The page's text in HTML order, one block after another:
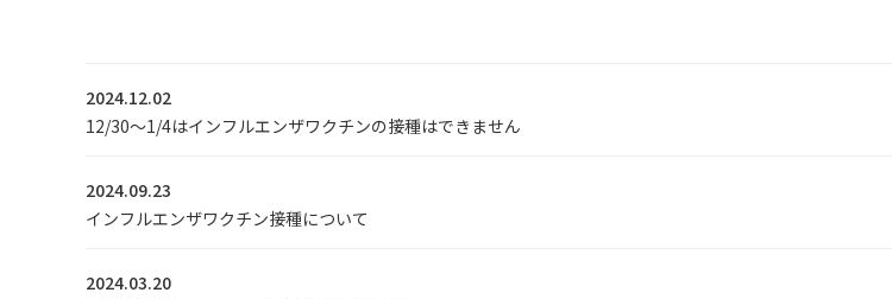
2024.12.02
12/30～1/4はインフルエンザワクチンの接種はできません
2024.09.23
インフルエンザワクチン接種について
2024.03.20